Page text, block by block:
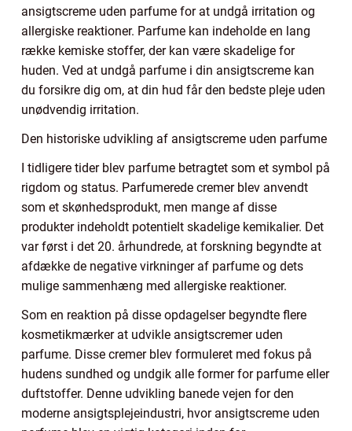
ansigtscreme uden parfume for at undgå irritation og
allergiske reaktioner. Parfume kan indeholde en lang
række kemiske stoffer, der kan være skadelige for
huden. Ved at undgå parfume i din ansigtscreme kan
du forsikre dig om, at din hud får den bedste pleje uden
unødvendig irritation.
Den historiske udvikling af ansigtscreme uden parfume
I tidligere tider blev parfume betragtet som et symbol på
rigdom og status. Parfumerede cremer blev anvendt
som et skønhedsprodukt, men mange af disse
produkter indeholdt potentielt skadelige kemikalier. Det
var først i det 20. århundrede, at forskning begyndte at
afdække de negative virkninger af parfume og dets
mulige sammenhæng med allergiske reaktioner.
Som en reaktion på disse opdagelser begyndte flere
kosmetikmærker at udvikle ansigtscremer uden
parfume. Disse cremer blev formuleret med fokus på
hudens sundhed og undgik alle former for parfume eller
duftstoffer. Denne udvikling banede vejen for den
moderne ansigtsplejeindustri, hvor ansigtscreme uden